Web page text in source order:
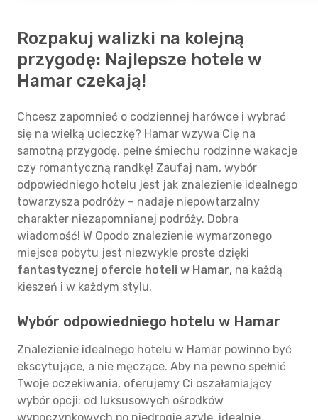
Rozpakuj walizki na kolejną
przygodę: Najlepsze hotele w
Hamar czekają!
Chcesz zapomnieć o codziennej harówce i wybrać
się na wielką ucieczkę? Hamar wzywa Cię na
samotną przygodę, pełne śmiechu rodzinne wakacje
czy romantyczną randkę! Zaufaj nam, wybór
odpowiedniego hotelu jest jak znalezienie idealnego
towarzysza podróży – nadaje niepowtarzalny
charakter niezapomnianej podróży. Dobra
wiadomość! W Opodo znalezienie wymarzonego
miejsca pobytu jest niezwykle proste dzięki
fantastycznej ofercie hoteli w Hamar, na każdą
kieszeń i w każdym stylu.
Wybór odpowiedniego hotelu w Hamar
Znalezienie idealnego hotelu w Hamar powinno być
ekscytujące, a nie męczące. Aby na pewno spełnić
Twoje oczekiwania, oferujemy Ci oszałamiający
wybór opcji: od luksusowych ośrodków